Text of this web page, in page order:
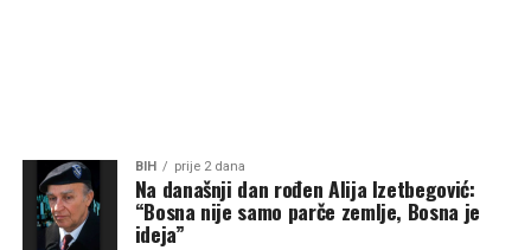
BIH prije 2 dana
Na današnji dan rođen Alija Izetbegović:
“Bosna nije samo parče zemlje, Bosna je
ideja”